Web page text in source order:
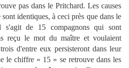
pas dans le Pritchard. Les causes
identiques, à ceci près que dans le
de 15 compagnons qui sont
reçu le mot du maître et voulaient
d'entre eux persisteront dans leur
le chiffre « 15 » se retrouve dans les